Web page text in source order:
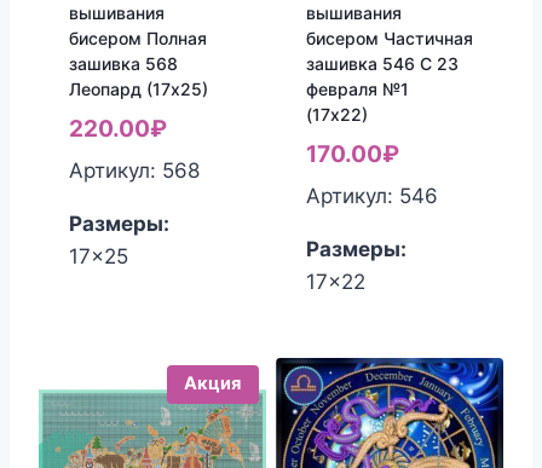
вышивания
бисером Полная
зашивка 568
Леопард (17х25)
220.00₽
Артикул: 568
Размеры:
17x25
вышивания
бисером Частичная
зашивка 546 С 23
февраля №1
(17х22)
170.00₽
Артикул: 546
Размеры:
17x22
Акция